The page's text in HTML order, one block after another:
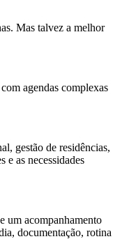
Mas talvez a melhor
agendas complexas
gestão de residências,
e as necessidades
um acompanhamento
documentação, rotina